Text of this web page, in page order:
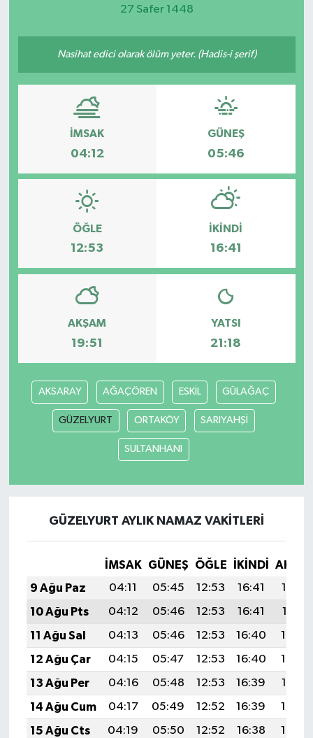
27 Safer 1448
Nasihat edici olarak ölüm yeter. (Hadis-i şerif)
İMSAK
04:12
GÜNEŞ
05:46
ÖĞLE
12:53
İKINDI
16:41
AKŞAM
19:51
YATSI
21:18
AKSARAY AĞAÇÖREN ESKİL GÜLAĞAÇ
GÜZELYURT ORTAKÖY SARIYAHŞİ
SULTANHANI
GÜZELYURT AYLIK NAMAZ VAKITLERI
İMSAK GÜNEŞ ÖĞLE İKINDI
9 Ağu Paz
04:11 05:45 12:53 16:41
19:52
10 Ağu Pts
04:12 05:46 12:53 16:41
19:51
11 Ağu Sal
04:13 05:46 12:53 16:40
19:49
12 Ağu Çar
04:15 05:47 12:53 16:40
19:48
13 Ağu Per
04:16 05:48 12:53 16:39
19:47
14 Ağu Cum
04:17 05:49 12:52 16:39
19:46
15 Ağu Cts
04:19 05:50 12:52 16:38
19:44
Etkinlikler